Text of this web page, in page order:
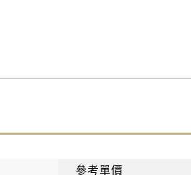
參考單價